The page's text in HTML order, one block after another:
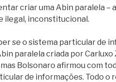
criar uma Abin paralela –
ilegal, inconstitucional.
se o sistema particular de
paralela criada por Carluxo
Bolsonaro afirmou com
de informações. Todo o